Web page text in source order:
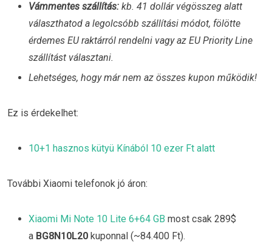
Vámmentes szállítás: kb. 41 dollár végösszeg alatt
választhatod a legolcsóbb szállítási módot, fölötte
érdemes EU raktárról rendelni vagy az EU Priority Line
szállítást választani.
Lehetséges, hogy már nem az összes kupon működik!
Ez is érdekelhet:
10+1 hasznos kütyü Kínából 10 ezer Ft alatt
További Xiaomi telefonok jó áron:
Xiaomi Mi Note 10 Lite 6+64 GB most csak 289$
a BG8N10L20 kuponnal (~84.400 Ft).